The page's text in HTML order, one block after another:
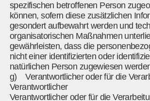
spezifischen betroffenen Person
können, sofern diese zusätzlichen
gesondert aufbewahrt werden und
organisatorischen Maßnahmen
gewährleisten, dass die
nicht einer identifizierten oder
natürlichen Person zugewiesen
g) Verantwortlicher oder für die
Verantwortlicher
Verantwortlicher oder für die